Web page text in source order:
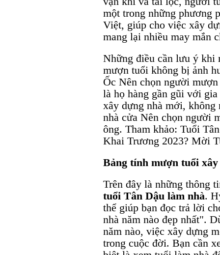
một trong những phương
Việt, giúp cho việc xây
mang lại nhiều may mắn
Những điều cần lưu ý khi
mượn tuổi không bị ảnh
Ốc Nên chọn người
là họ hàng gần gũi với
xây dựng nhà mới, không
nhà cửa Nên chọn người
ông. Tham khảo: Tuổi
Khai Trương 2023? Mời
Bảng tính mượn tuổi
Trên đây là những thông
tuổi Tân Dậu làm nhà.
thể giúp bạn đọc trả lời
nhà năm nào đẹp nhất".
năm nào, việc xây dựng
trong cuộc đời. Bạn cần